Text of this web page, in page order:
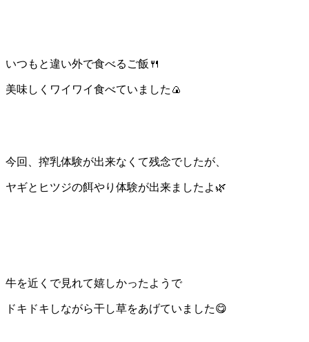
いつもと違い外で食べるご飯🍴
美味しくワイワイ食べていました🍙
今回、搾乳体験が出来なくて残念でしたが、
ヤギとヒツジの餌やり体験が出来ましたよ🌿
牛を近くで見れて嬉しかったようで
ドキドキしながら干し草をあげていました😋